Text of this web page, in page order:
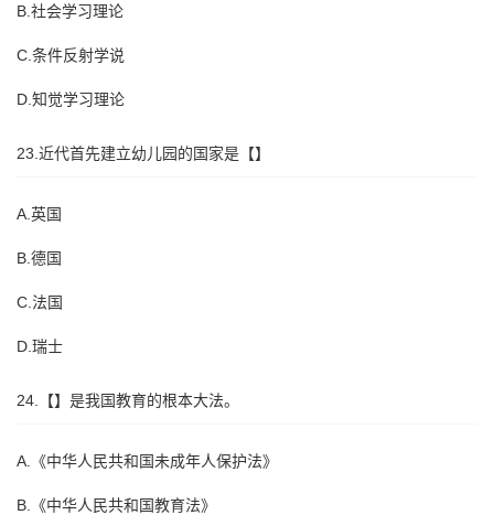
B.社会学习理论
C.条件反射学说
D.知觉学习理论
23.近代首先建立幼儿园的国家是【】
A.英国
B.德国
C.法国
D.瑞士
24.【】是我国教育的根本大法。
A.《中华人民共和国未成年人保护法》
B.《中华人民共和国教育法》